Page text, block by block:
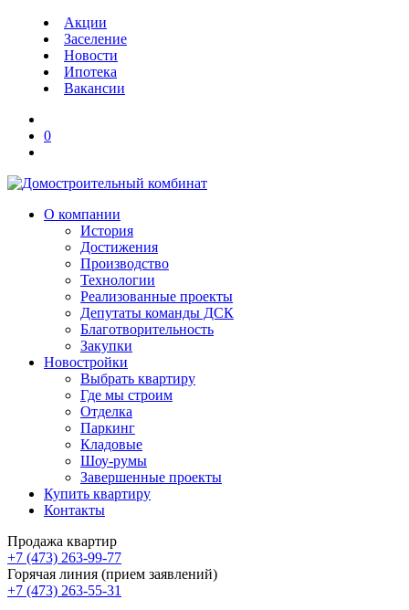
Акции
Заселение
Новости
Ипотека
Вакансии
0
О компании
История
Достижения
Производство
Технологии
Реализованные проекты
Депутаты команды ДСК
Благотворительность
Закупки
Новостройки
Выбрать квартиру
Где мы строим
Отделка
Паркинг
Кладовые
Шоу-румы
Завершенные проекты
Купить квартиру
Контакты
Продажа квартир
+7 (473) 263-99-77
Горячая линия (прием заявлений)
+7 (473) 263-55-31